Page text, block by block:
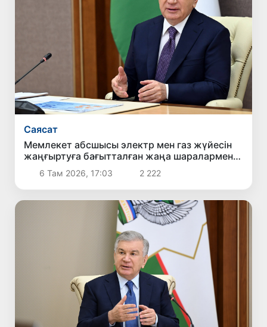
Саясат
Мемлекет абсшысы электр мен газ жүйесін
жаңғыртуға бағытталған жаңа шаралармен
танысты
6 Там 2026, 17:03 2 222